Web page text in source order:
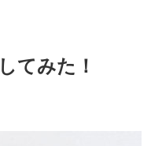
てみた！